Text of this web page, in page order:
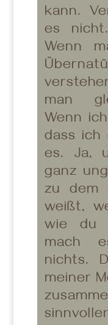
kann.
es
Wenn
man
Wenn
dass ich
es. Ja,
ganz
zu dem
weißt,
wie du
mach
nichts.
meiner